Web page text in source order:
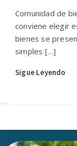
Comunidad de
conviene elegir
bienes se
simples […]
Sigue Leyendo